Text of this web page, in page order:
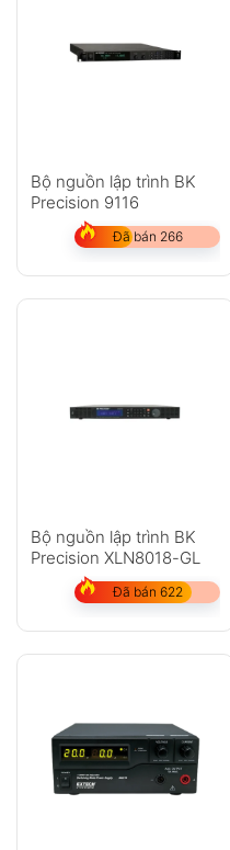
Bộ nguồn lập trình BK
Precision 9116
Đã bán 266
Bộ nguồn lập trình BK
Precision XLN8018-GL
Đã bán 622